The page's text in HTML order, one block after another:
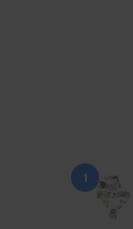
1